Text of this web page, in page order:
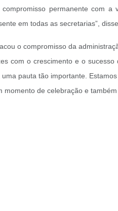
permanente com
em todas as secretarias”, disse.
o compromisso da
com o crescimento e o
pauta tão importante.
de celebração e também